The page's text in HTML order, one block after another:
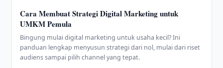
Cara Membuat Strategi Digital Marketing untuk
UMKM Pemula
Bingung mulai digital marketing untuk usaha kecil? Ini
panduan lengkap menyusun strategi dari nol, mulai dari riset
audiens sampai pilih channel yang tepat.